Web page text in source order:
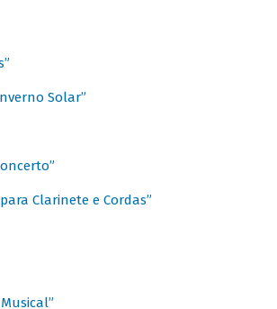
Solar”
Clarinete e Cordas”